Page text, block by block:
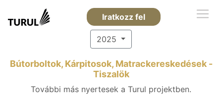
Iratkozz fel
2025
Bútorboltok, Kárpitosok, Matrackereskedések -
Tiszalök
További más nyertesek a Turul projektben.